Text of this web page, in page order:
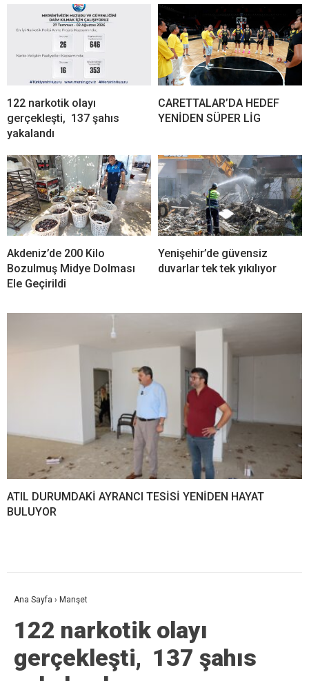
122 narkotik olayı
gerçekleşti, 137 şahıs
yakalandı
CARETTALAR’DA HEDEF
YENİDEN SÜPER LİG
Akdeniz’de 200 Kilo
Bozulmuş Midye Dolması
Ele Geçirildi
Yenişehir’de güvensiz
duvarlar tek tek yıkılıyor
ATIL DURUMDAKİ AYRANCI TESİSİ YENİDEN HAYAT
BULUYOR
Ana Sayfa › Manşet
122 narkotik olayı
gerçekleşti, 137 şahıs